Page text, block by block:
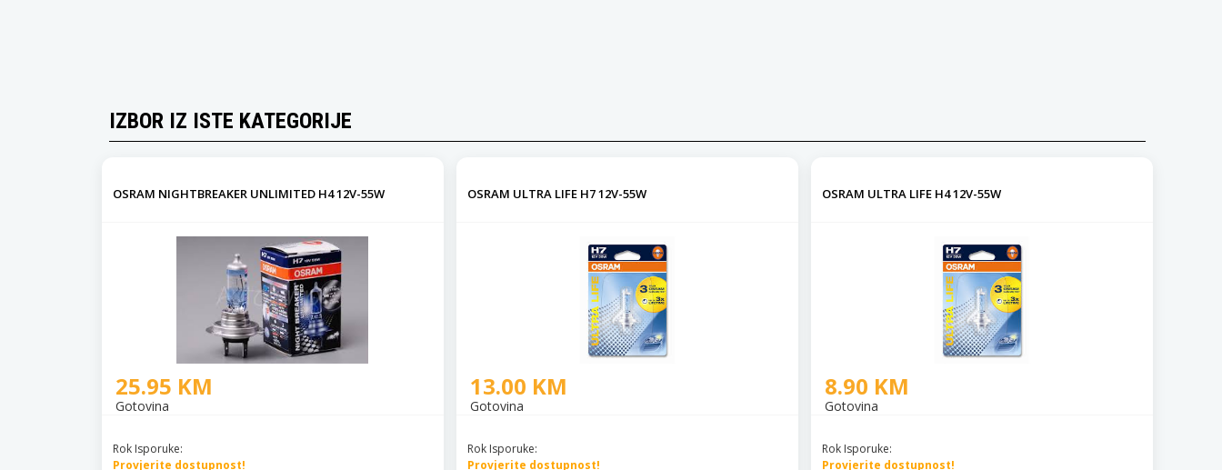
IZBOR IZ ISTE KATEGORIJE
OSRAM NIGHTBREAKER UNLIMITED H4 12V-55W
25.95 KM
Gotovina
Rok Isporuke:
Provjerite dostupnost!
OSRAM ULTRA LIFE H7 12V-55W
13.00 KM
Gotovina
Rok Isporuke:
Provjerite dostupnost!
OSRAM ULTRA LIFE H4 12V-55W
8.90 KM
Gotovina
Rok Isporuke:
Provjerite dostupnost!